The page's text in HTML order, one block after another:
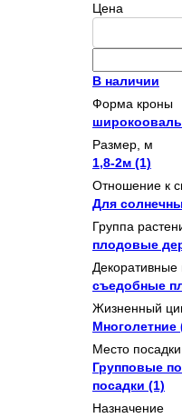
Цена
В наличии
Форма кроны
Размер, м
1,8-2м (1)
Отношение к
Для
Группа
плодовые
Декоративные
съедобные
Жизненный
Многолетние
Место посадки
Групповые
посадки (1)
Назначение